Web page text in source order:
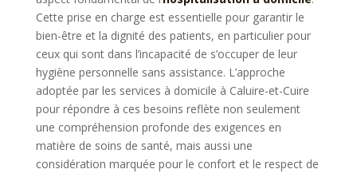
Cette prise en charge est essentielle pour garantir le
bien-être et la dignité des patients, en particulier pour
ceux qui sont dans l’incapacité de s’occuper de leur
hygiène personnelle sans assistance. L’approche
adoptée par les services à domicile à Caluire-et-Cuire
pour répondre à ces besoins reflète non seulement
une compréhension profonde des exigences en
matière de soins de santé, mais aussi une
considération marquée pour le confort et le respect de